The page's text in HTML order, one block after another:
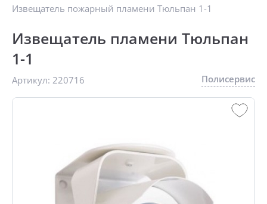
Извещатель пожарный пламени Тюльпан 1-1
Извещатель пламени Тюльпан
1-1
Артикул: 220716 Полисервис